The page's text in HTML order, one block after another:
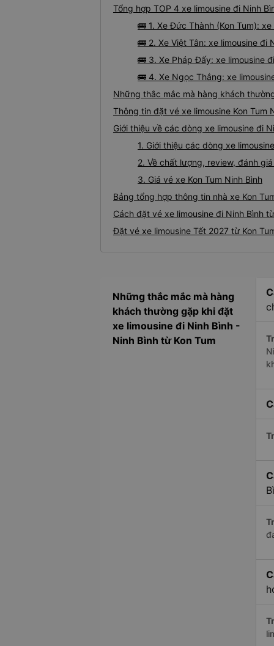
Tổng hợp TOP 4 xe limousine đi Ninh
🚌 1. Xe Đức Thành (Kon Tum):
🚌 2. Xe Việt Tân: xe limousine đi
🚌 3. Xe Pháp Đấy: xe limousine
🚌 4. Xe Ngọc Thắng: xe
Những thắc mắc mà hàng khách
Thông tin đặt vé xe limousine Kon Tum
Giới thiệu về các dòng xe limousine đi
1. Giới thiệu các dòng xe
2. Về chất lượng, review, đánh
3. Giá vé xe Kon Tum Ninh Bình
Bảng tổng hợp thông tin nhà xe Kon
Cách đặt vé xe limousine đi Ninh Bình
Đặt vé xe limousine Tết 2027 từ Kon
Những thắc mắc mà hàng
khách thường gặp khi đặt
xe limousine đi Ninh Bình -
Ninh Bình từ Kon Tum